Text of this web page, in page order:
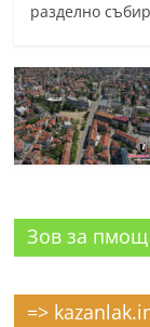
разделно
Зов за пмощ
=>